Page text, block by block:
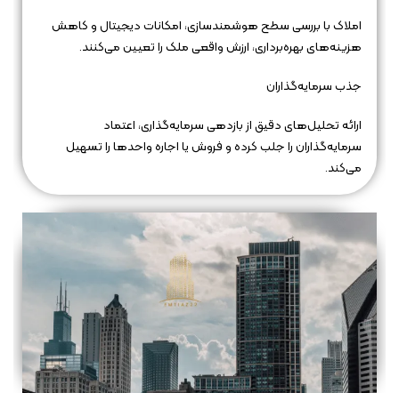
املاک با بررسی سطح هوشمندسازی، امکانات دیجیتال و کاهش
هزینه‌های بهره‌برداری، ارزش واقعی ملک را تعیین می‌کنند.
جذب سرمایه‌گذاران
ارائه تحلیل‌های دقیق از بازدهی سرمایه‌گذاری، اعتماد
سرمایه‌گذاران را جلب کرده و فروش یا اجاره واحدها را تسهیل
می‌کند.